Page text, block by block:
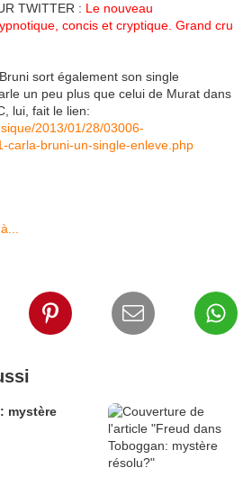
TWITTER : Le nouveau
concis et cryptique. Grand cru
sort également son single
un peu plus que celui de Murat dans
lui, fait le lien:
2013/01/28/03006-
carla-bruni-un-single-enleve.php